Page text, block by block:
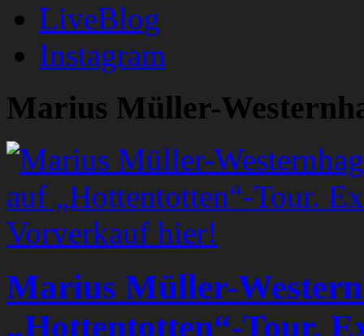
LiveBlog
Instagram
Marius Müller-
Marius Müller-
„Hottentotten“-Tour.